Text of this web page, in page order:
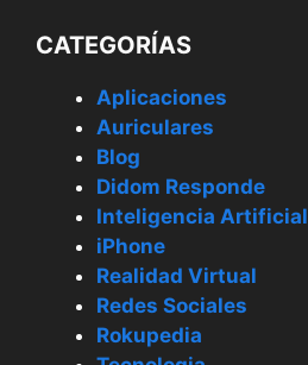
CATEGORÍAS
Aplicaciones
Auriculares
Blog
Didom Responde
Inteligencia Artificial
iPhone
Realidad Virtual
Redes Sociales
Rokupedia